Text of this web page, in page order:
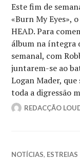
Este fim de
«Burn My Eyes»,
HEAD. Para
álbum na íntegra
semanal, com
juntarem-se ao
Logan Mader,
toda a digressão
REDACÇÃO
NOTÍCIAS, ESTREIAS